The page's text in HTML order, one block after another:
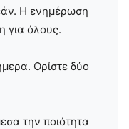
Η ενημέρωση
για όλους.
Ορίστε δύο
την ποιότητα